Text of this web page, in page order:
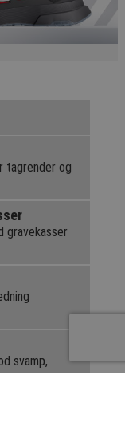
tagrender og
gravekasser
svamp,